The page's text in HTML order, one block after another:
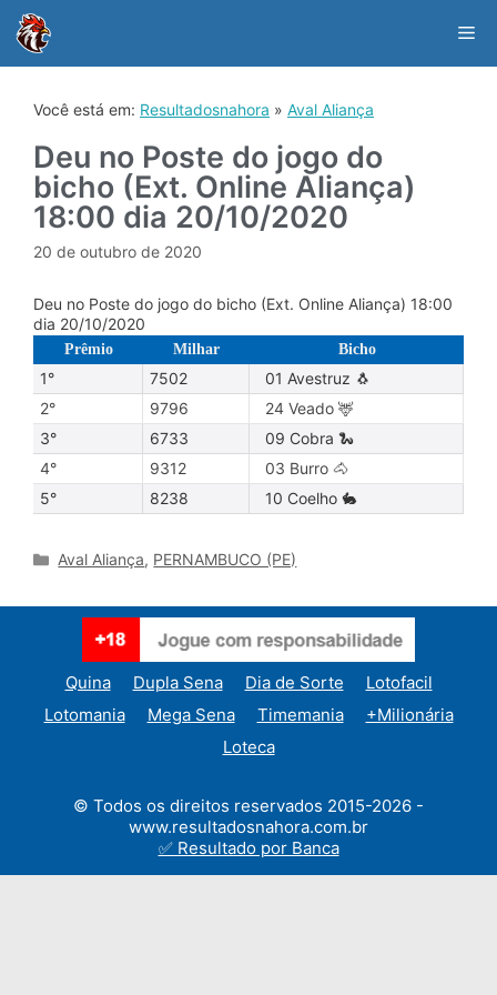
content
Você está em: Resultadosnahora » Aval Aliança
Deu no Poste do jogo do
bicho (Ext. Online Aliança)
18:00 dia 20/10/2020
20 de outubro de 2020
Deu no Poste do jogo do bicho (Ext. Online Aliança) 18:00
dia 20/10/2020
Prêmio Milhar Bicho
1° 7502
01 Avestruz 🐧
2°
9796
24 Veado 🦌
3°
6733
09 Cobra 🐍
4°
9312
03 Burro 🐴
5°
8238 10 Coelho 🐇
Categories
Aval Aliança, PERNAMBUCO (PE)
Quina Dupla Sena Dia de Sorte
Lotofacil
Lotomania
Mega Sena Timemania
+Milionária
Loteca
© Todos os direitos reservados 2015-2026 -
www.resultadosnahora.com.br
✅ Resultado por Banca